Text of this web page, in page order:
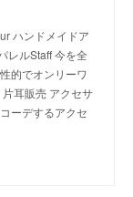
ハンドメイドア
レルStaff 今を全
的でオンリーワ
耳販売 アクセサ
ーデするアクセ